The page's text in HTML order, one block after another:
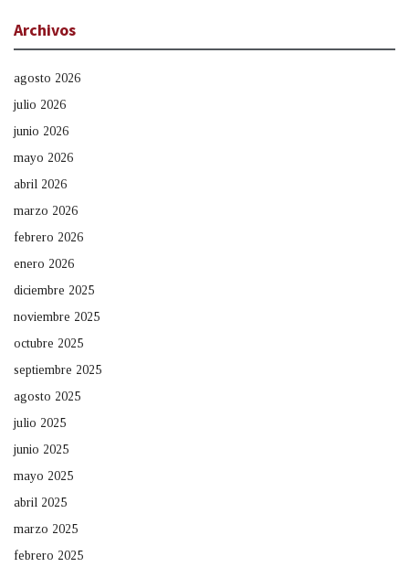
Archivos
agosto 2026
julio 2026
junio 2026
mayo 2026
abril 2026
marzo 2026
febrero 2026
enero 2026
diciembre 2025
noviembre 2025
octubre 2025
septiembre 2025
agosto 2025
julio 2025
junio 2025
mayo 2025
abril 2025
marzo 2025
febrero 2025